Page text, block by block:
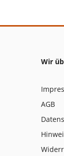
Wir
AGB